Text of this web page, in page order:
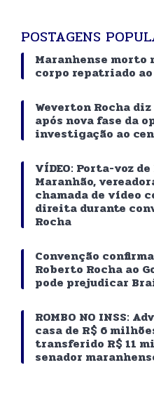
POSTAGENS
Maranhense morto
corpo repatriado
Weverton Rocha
após nova fase da
investigação ao
VÍDEO: Porta-voz
Maranhão,
chamada de vídeo
direita durante
Rocha
Convenção
Roberto Rocha ao
pode prejudicar
ROMBO NO INSS:
casa de R$ 6
transferido R$ 11
senador